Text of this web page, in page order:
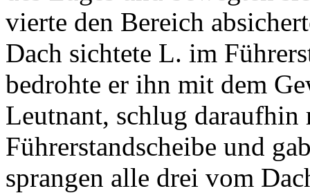
vierte den Bereich
Dach sichtete L. im
bedrohte er ihn mit dem
Leutnant, schlug
Führerstandscheibe und
sprangen alle drei vom